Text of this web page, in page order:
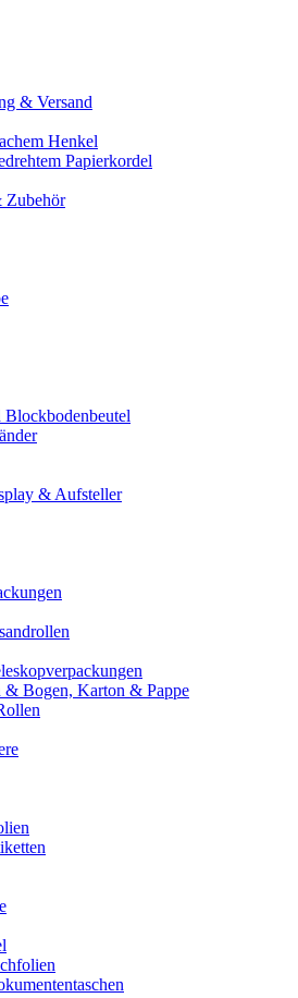
& Versand
Henkel
Papierkordel
Zubehör
& Aufsteller
& Bogen, Karton & Pappe